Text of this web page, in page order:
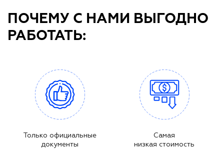
ПОЧЕМУ С НАМИ ВЫГОДНО
РАБОТАТЬ:
Только официальные
документы
Самая
низкая стоимость